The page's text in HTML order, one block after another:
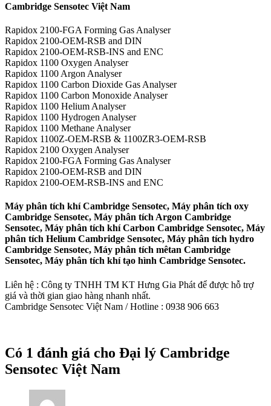
Cambridge Sensotec Việt Nam
Rapidox 2100-FGA Forming Gas Analyser
Rapidox 2100-OEM-RSB and DIN
Rapidox 2100-OEM-RSB-INS and ENC
Rapidox 1100 Oxygen Analyser
Rapidox 1100 Argon Analyser
Rapidox 1100 Carbon Dioxide Gas Analyser
Rapidox 1100 Carbon Monoxide Analyser
Rapidox 1100 Helium Analyser
Rapidox 1100 Hydrogen Analyser
Rapidox 1100 Methane Analyser
Rapidox 1100Z-OEM-RSB & 1100ZR3-OEM-RSB
Rapidox 2100 Oxygen Analyser
Rapidox 2100-FGA Forming Gas Analyser
Rapidox 2100-OEM-RSB and DIN
Rapidox 2100-OEM-RSB-INS and ENC
Máy phân tích khí Cambridge Sensotec, Máy phân tích oxy
Cambridge Sensotec, Máy phân tích Argon Cambridge
Sensotec, Máy phân tích khí Carbon Cambridge Sensotec, Máy
phân tích Helium Cambridge Sensotec, Máy phân tích hydro
Cambridge Sensotec, Máy phân tích mêtan Cambridge
Sensotec, Máy phân tích khí tạo hình Cambridge Sensotec.
Liên hệ : Công ty TNHH TM KT Hưng Gia Phát để được hỗ trợ
giá và thời gian giao hàng nhanh nhất.
Cambridge Sensotec Việt Nam / Hotline : 0938 906 663
Có 1 đánh giá cho Đại lý Cambridge
Sensotec Việt Nam